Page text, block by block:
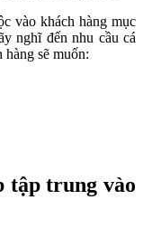
vào khách hàng mục
nghĩ đến nhu cầu cá
hàng sẽ muốn:
tập trung vào